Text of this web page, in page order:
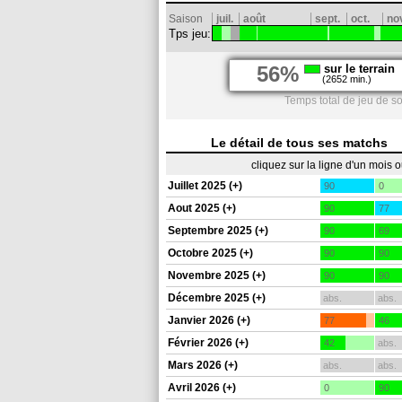
Saison juil. août sept. oct.
Tps jeu:
56% sur le terrain
(2652 min.)
Temps total de jeu de
Le détail de tous ses matchs
cliquez sur la ligne d'un mois
Juillet 2025 (+)
90 0
Aout 2025 (+) 90 77
Septembre 2025 (+) 90 69
Octobre 2025 (+) 90 90
Novembre 2025 (+) 90 90
Décembre 2025 (+) abs. abs.
Janvier 2026 (+) 77 46
Février 2026 (+) 42 abs.
Mars 2026 (+) abs. abs.
Avril 2026 (+) 0 90